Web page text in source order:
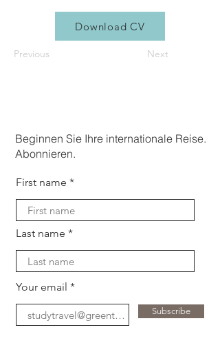
Download CV
Previous Next
Beginnen Sie Ihre internationale Reise.
Abonnieren.
First name
Last name
Your email
Subscribe